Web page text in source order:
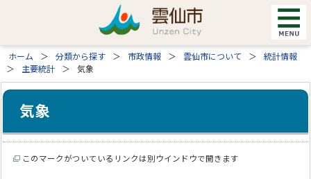
ホーム 分類から探す 市政情報 雲仙市について
統計情報
主要統計
気象
気象
このマークがついているリンクは別ウインドウで開きます